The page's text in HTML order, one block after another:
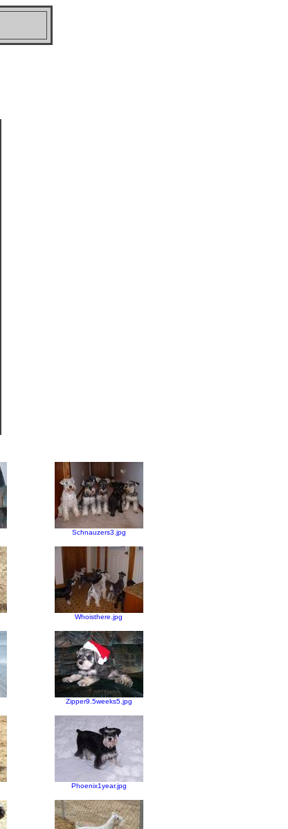
Schnauzers3.jpg
Whoisthere.jpg
Zipper9.5weeks5.jpg
Phoenix1year.jpg